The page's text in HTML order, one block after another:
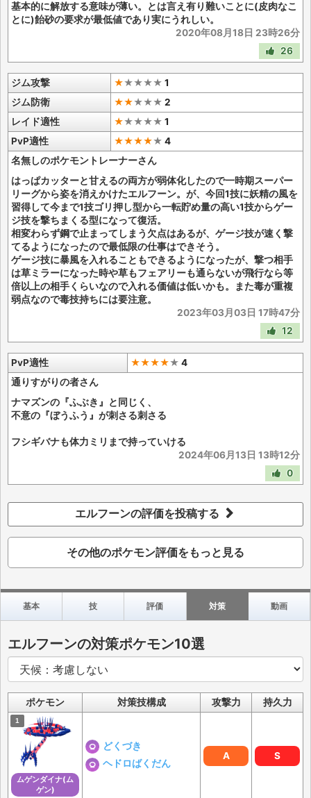
基本的に解放する意味が薄い。とは言え有り難いことに(皮肉なこ
とに)飴砂の要求が最低値であり実にうれしい。
2020年08月18日 23時26分
26
ジム攻撃 ★★★★★ 1
ジム防衛
★★★★★ 2
レイド適性
★★★★★ 1
PvP適性
★★★★★ 4
名無しのポケモントレーナーさん
はっぱカッターと甘えるの両方が弱体化したので一時期スーパー
リーグから姿を消えかけたエルフーン。が、今回1技に妖精の風を
習得して今まで1技ゴリ押し型から一転貯め量の高い1技からゲー
ジ技を撃ちまくる型になって復活。
相変わらず鋼で止まってしまう欠点はあるが、ゲージ技が速く撃
てるようになったので最低限の仕事はできそう。
ゲージ技に暴風を入れることもできるようになったが、撃つ相手
は草ミラーになった時や草もフェアリーも通らないが飛行なら等
倍以上の相手くらいなので入れる価値は低いかも。また毒が重複
弱点なので毒技持ちには要注意。
2023年03月03日 17時47分
12
PvP適性 ★★★★★ 4
通りすがりの者さん
ナマズンの『ふぶき』と同じく、
不意の『ぼうふう』が刺さる刺さる
フシギバナも体力ミリまで持っていける
2024年06月13日 13時12分
0
エルフーンの評価を投稿する
その他のポケモン評価をもっと見る
基本 技 評価 対策 動画
エルフーンの対策ポケモン10選
ポケモン 対策技構成 攻撃力 持久力
ムゲンダイナ(ム
ゲン)
どくづき
ヘドロばくだん
A S